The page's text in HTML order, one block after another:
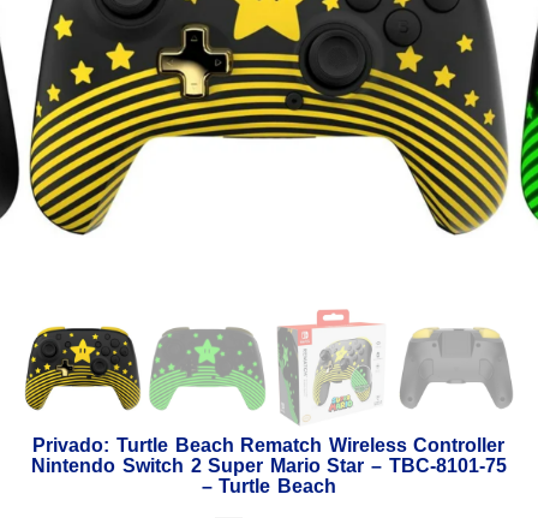
Privado: Turtle Beach Rematch Wireless Controller
Nintendo Switch 2 Super Mario Star – TBC-8101-75
– Turtle Beach